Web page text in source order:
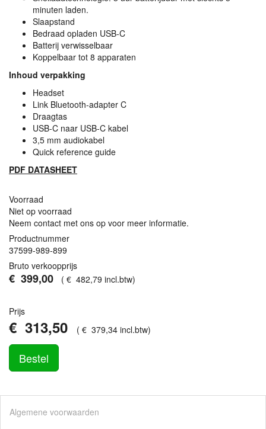
minuten laden.
Slaapstand
Bedraad opladen USB-C
Batterij verwisselbaar
Koppelbaar tot 8 apparaten
Inhoud verpakking
Headset
Link Bluetooth-adapter C
Draagtas
USB-C naar USB-C kabel
3,5 mm audiokabel
Quick reference guide
PDF DATASHEET
Voorraad
Niet op voorraad
Neem contact met ons op voor meer informatie.
Productnummer
37599-989-899
Bruto verkoopprijs
€ 399,00 ( € 482,79 incl.btw)
Prijs
€ 313,50 ( € 379,34 incl.btw)
Bestel
Algemene voorwaarden